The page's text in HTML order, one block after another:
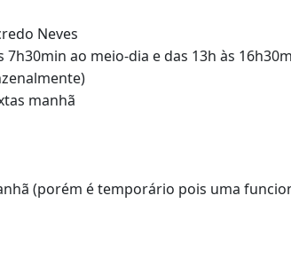
Neves
ao meio-dia e das 13h às
manhã
(porém é temporário pois uma